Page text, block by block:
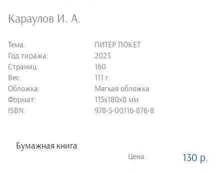
Караулов И. А.
Тема:
ПИТЕР ПОКЕТ
Год тиража:
2023
Страниц:
160
Вес:
111 г.
Обложка:
Мягкая обложка
Формат:
115х180х8 мм
ISBN:
978-5-00116-876-8
Бумажная книга
Цена: 130 р.